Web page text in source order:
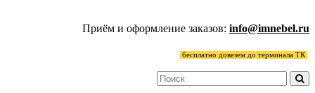
Приём и оформление заказов: info@imnebel.ru
бесплатно довезем до терминала ТК